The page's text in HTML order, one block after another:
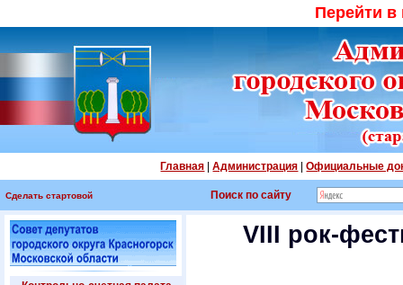
Перейти
Главная |Администрация |Официальные
Сделать стартовой Поиск по сайту
VIII рок-